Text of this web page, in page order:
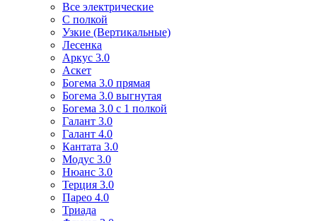
Все электрические
С полкой
Узкие (Вертикальные)
Лесенка
Аркус 3.0
Аскет
Богема 3.0 прямая
Богема 3.0 выгнутая
Богема 3.0 с 1 полкой
Галант 3.0
Галант 4.0
Кантата 3.0
Модус 3.0
Нюанс 3.0
Терция 3.0
Парео 4.0
Триада